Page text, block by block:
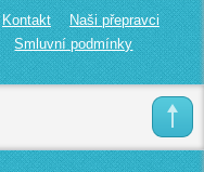
Kontakt
Naši přepravci
Smluvní podmínky